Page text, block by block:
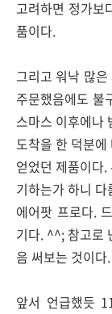
고려하면 정가보
품이다.
그리고 워낙 많
주문했음에도 불
스마스 이후에나
도착을 한 덕분
얻었던 제품이다
기하는가 하니
에어팟 프로다.
기다. ^^; 참고로
음 써보는 것이다.
앞서 언급했듯